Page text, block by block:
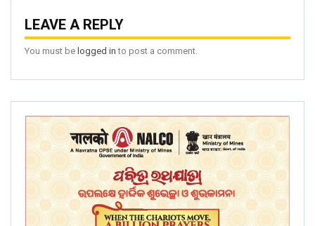
LEAVE A REPLY
You must be logged in to post a comment.